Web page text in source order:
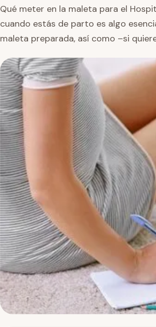
Qué meter en la maleta para el
cuando estás de parto es algo
maleta preparada, así como –si